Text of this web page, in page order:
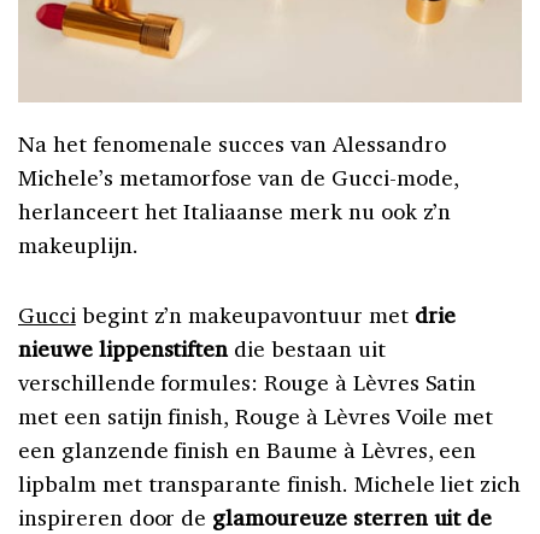
Na het fenomenale succes van Alessandro
Michele’s metamorfose van de Gucci-mode,
herlanceert het Italiaanse merk nu ook z’n
makeuplijn.
Gucci begint z’n makeupavontuur met drie
nieuwe lippenstiften die bestaan uit
verschillende formules: Rouge à Lèvres Satin
met een satijn finish, Rouge à Lèvres Voile met
een glanzende finish en Baume à Lèvres, een
lipbalm met transparante finish. Michele liet zich
inspireren door de glamoureuze sterren uit de